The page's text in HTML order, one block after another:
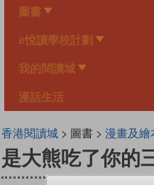
圖書
e悅讀學校計劃
我的閱讀城
漫話生活
香港閱讀城> 圖書 > 漫畫及繪
是大熊吃了你的